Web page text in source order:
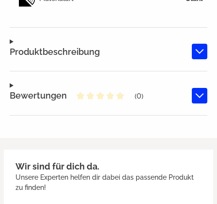
Produktbeschreibung
Bewertungen
(0)
Wir sind für dich da.
Unsere Experten helfen dir dabei das passende Produkt
zu finden!